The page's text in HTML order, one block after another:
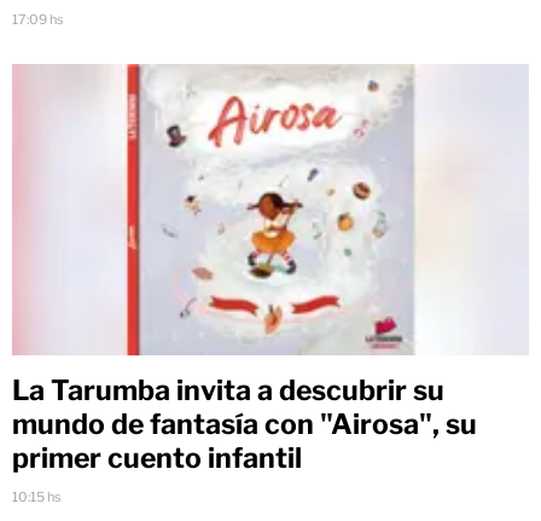
17:09 hs
La Tarumba invita a descubrir su
mundo de fantasía con "Airosa", su
primer cuento infantil
10:15 hs